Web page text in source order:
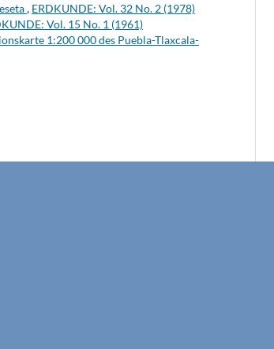
, ERDKUNDE: Vol. 32 No. 2 (1978)
Vol. 15 No. 1 (1961)
1:200 000 des Puebla-Tlaxcala-